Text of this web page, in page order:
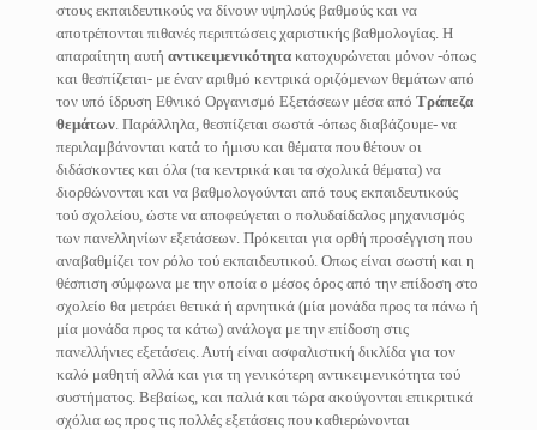
στους εκπαιδευτικούς να δίνουν υψηλούς βαθμούς και να
αποτρέπονται πιθανές περιπτώσεις χαριστικής βαθμολογίας. Η
απαραίτητη αυτή αντικειμενικότητακατοχυρώνεται μόνον -όπως
και θεσπίζεται- με έναν αριθμό κεντρικά οριζόμενων θεμάτων από
τον υπό ίδρυση Εθνικό Οργανισμό Εξετάσεων μέσα από Τράπεζα
θεμάτων. Παράλληλα, θεσπίζεται σωστά -όπως διαβάζουμε- να
περιλαμβάνονται κατά το ήμισυ και θέματα που θέτουν οι
διδάσκοντες και όλα (τα κεντρικά και τα σχολικά θέματα) να
διορθώνονται και να βαθμολογούνται από τους εκπαιδευτικούς
τού σχολείου, ώστε να αποφεύγεται ο πολυδαίδαλος μηχανισμός
των πανελληνίων εξετάσεων. Πρόκειται για ορθή προσέγγιση που
αναβαθμίζει τον ρόλο τού εκπαιδευτικού. Οπως είναι σωστή και η
θέσπιση σύμφωνα με την οποία ο μέσος όρος από την επίδοση στο
σχολείο θα μετράει θετικά ή αρνητικά (μία μονάδα προς τα πάνω ή
μία μονάδα προς τα κάτω) ανάλογα με την επίδοση στις
πανελλήνιες εξετάσεις. Αυτή είναι ασφαλιστική δικλίδα για τον
καλό μαθητή αλλά και για τη γενικότερη αντικειμενικότητα τού
συστήματος. Βεβαίως, και παλιά και τώρα ακούγονται επικριτικά
σχόλια ως προς τις πολλές εξετάσεις που καθιερώνονται